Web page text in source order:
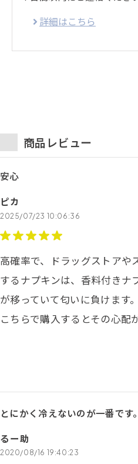
詳細はこちら
商品レビュー
安心
ピカ
2025/07/23 10:06:36
高確率で、ドラッグストアや
するナプキンは、香料付きナ
が移っていて匂いに負けます。
こちらで購入するとその心配
とにかく冷えないのが一番です。
るー助
2020/08/16 19:40:23